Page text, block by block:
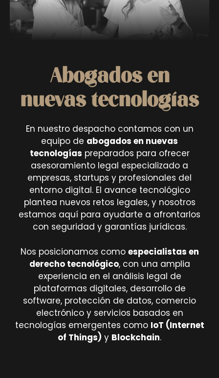
Abogados en
nuevas tecnologías
En nuestro despacho contamos con un
equipo de abogados en nuevas
tecnologías preparados para ofrecer
asesoramiento legal especializado a
empresas, startups y profesionales del
entorno digital. El avance tecnológico
plantea nuevos retos legales, y nosotros
estamos aquí para ayudarte a afrontarlos
con seguridad y garantías jurídicas.
Nos posicionamos como especialistas en
derecho tecnológico, con una amplia
experiencia en el análisis legal de
plataformas digitales, desarrollo de
software, protección de datos, comercio
electrónico y servicios basados en
tecnologías emergentes como IoT (Internet
of Things) y Blockchain.